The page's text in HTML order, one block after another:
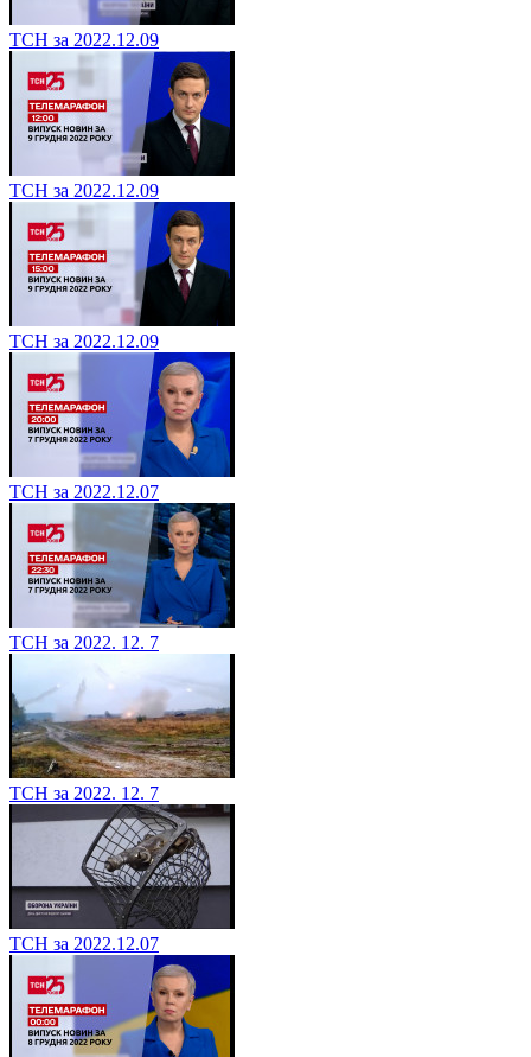
ТСН за 2022.12.09
ТСН за 2022.12.09
ТСН за 2022.12.09
ТСН за 2022.12.07
ТСН за 2022. 12. 7
ТСН за 2022. 12. 7
ТСН за 2022.12.07